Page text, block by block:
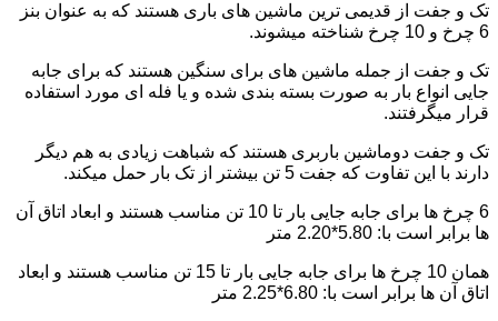
تک و جفت از قدیمی ترین ماشین های باری هستند که به عنوان بنز
6 چرخ و 10 چرخ شناخته میشوند.
تک و جفت از جمله ماشین های برای سنگین هستند که برای جابه
جایی انواع بار به صورت بسته بندی شده و یا فله ای مورد استفاده
قرار میگرفتند.
تک و جفت دوماشین باربری هستند که شباهت زیادی به هم دیگر
دارند با این تفاوت که جفت 5 تن بیشتر از تک بار حمل میکند.
6 چرخ ها برای جابه جایی بار تا 10 تن مناسب هستند و ابعاد اتاق آن
ها برابر است با: 5.80*2.20 متر
همان 10 چرخ ها برای جابه جایی بار تا 15 تن مناسب هستند و ابعاد
اتاق آن ها برابر است با: 6.80*2.25 متر